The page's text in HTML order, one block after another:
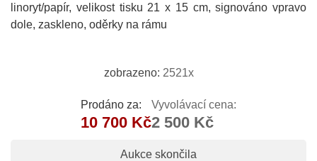
linoryt/papír, velikost tisku 21 x 15 cm, signováno vpravo
dole, zaskleno, oděrky na rámu
zobrazeno: 2521x
Prodáno za:
10 700 Kč
Vyvolávací cena:
2 500 Kč
Aukce skončila